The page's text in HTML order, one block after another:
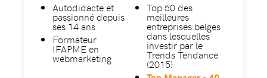
Autodidacte et
passionné depuis
ses 14 ans
Formateur
IFAPME en
webmarketing
Top 50 des
meilleures
entreprises belges
dans lesquelles
investir par le
Trends Tendance
(2015)